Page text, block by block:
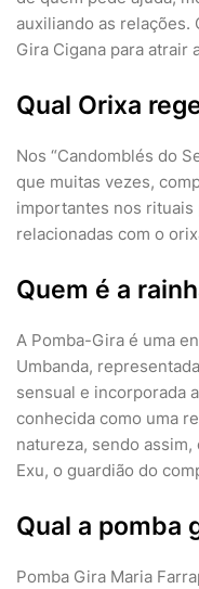
auxiliando as relações.
Gira Cigana para atrair
Qual Orixa
Nos “Candomblés do
que muitas vezes,
importantes nos
relacionadas com o
Quem é a
A Pomba-Gira é uma
Umbanda,
sensual e incorporada
conhecida como uma
natureza, sendo
Exu, o guardião do
Qual a pomba
Pomba Gira Maria